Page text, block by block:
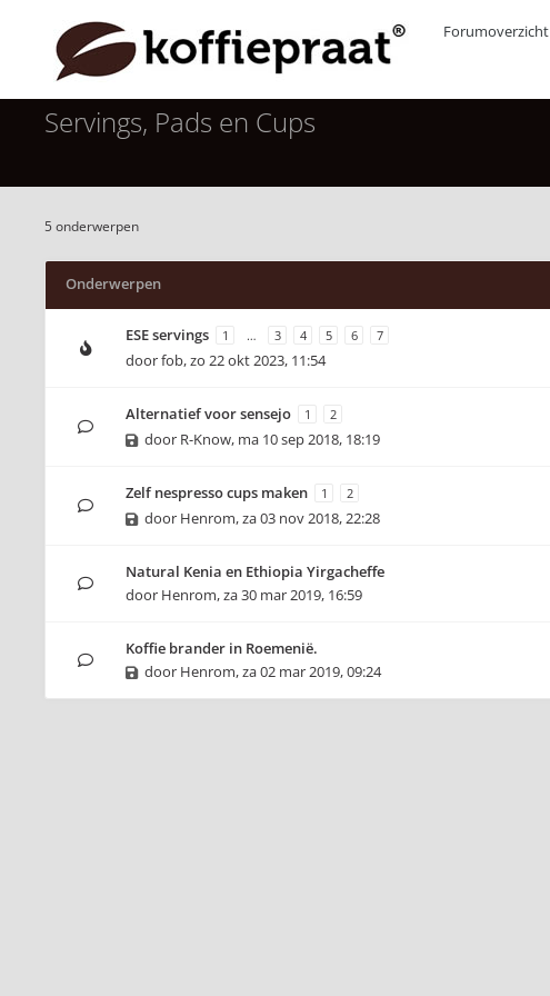
Forumoverzicht
Servings, Pads en Cups
5 onderwerpen
Onderwerpen
ESE servings 1 … 3 4 5 6 7
doorfob,zo 22 okt 2023, 11:54
Alternatief voor sensejo 1 2
door R-Know, ma 10 sep 2018, 18:19
Zelf nespresso cups maken 1 2
door Henrom,za 03 nov 2018, 22:28
Natural Kenia en Ethiopia Yirgacheffe
door Henrom,za 30 mar 2019, 16:59
Koffie brander in Roemenië.
door Henrom,za 02 mar 2019, 09:24